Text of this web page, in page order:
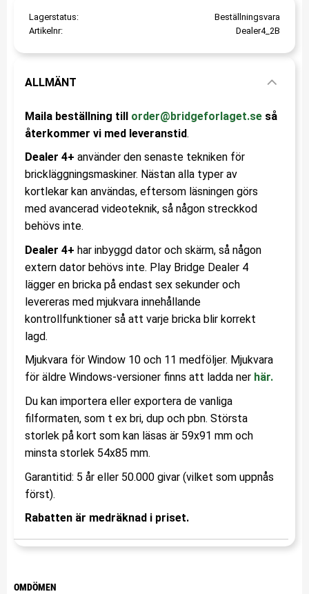
Lagerstatus
Beställningsvara
Artikelnr
Dealer4_2B
ALLMÄNT
Maila beställning till order@bridgeforlaget.se så
återkommer vi med leveranstid.
Dealer 4+ använder den senaste tekniken för
brickläggningsmaskiner. Nästan alla typer av
kortlekar kan användas, eftersom läsningen görs
med avancerad videoteknik, så någon streckkod
behövs inte.
Dealer 4+ har inbyggd dator och skärm, så någon
extern dator behövs inte. Play Bridge Dealer 4
lägger en bricka på endast sex sekunder och
levereras med mjukvara innehållande
kontrollfunktioner så att varje bricka blir korrekt
lagd.
Mjukvara för Window 10 och 11 medföljer. Mjukvara
för äldre Windows-versioner finns att ladda ner här.
Du kan importera eller exportera de vanliga
filformaten, som t ex bri, dup och pbn. Största
storlek på kort som kan läsas är 59x91 mm och
minsta storlek 54x85 mm.
Garantitid: 5 år eller 50.000 givar (vilket som uppnås
först).
Rabatten är medräknad i priset.
OMDÖMEN